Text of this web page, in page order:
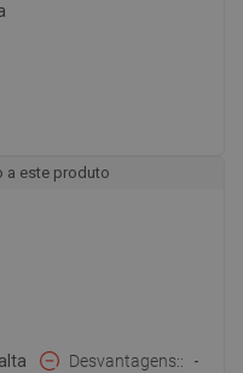
a este produto
Desvantagens: -